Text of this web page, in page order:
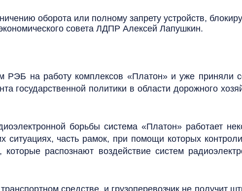
оборота или полному запрету устройств,
совета ЛДПР Алексей Лапушкин.
на работу комплексов «Платон» и уже приняли
государственной политики в области дорожного
борьбы система «Платон» работает
часть рамок, при помощи которых
распознают воздействие систем
средстве, и грузоперевозчик не получит